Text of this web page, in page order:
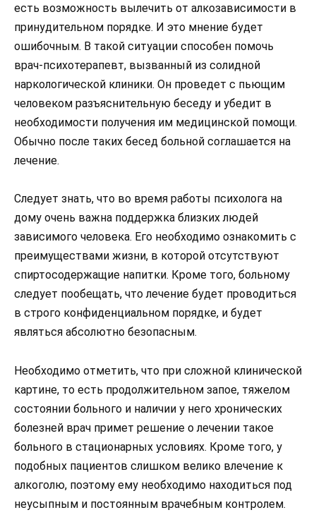
есть возможность вылечить от алкозависимости в
принудительном порядке. И это мнение будет
ошибочным. В такой ситуации способен помочь
врач-психотерапевт, вызванный из солидной
наркологической клиники. Он проведет с пьющим
человеком разъяснительную беседу и убедит в
необходимости получения им медицинской помощи.
Обычно после таких бесед больной соглашается на
лечение.
Следует знать, что во время работы психолога на
дому очень важна поддержка близких людей
зависимого человека. Его необходимо ознакомить с
преимуществами жизни, в которой отсутствуют
спиртосодержащие напитки. Кроме того, больному
следует пообещать, что лечение будет проводиться
в строго конфиденциальном порядке, и будет
являться абсолютно безопасным.
Необходимо отметить, что при сложной клинической
картине, то есть продолжительном запое, тяжелом
состоянии больного и наличии у него хронических
болезней врач примет решение о лечении такое
больного в стационарных условиях. Кроме того, у
подобных пациентов слишком велико влечение к
алкоголю, поэтому ему необходимо находиться под
неусыпным и постоянным врачебным контролем.